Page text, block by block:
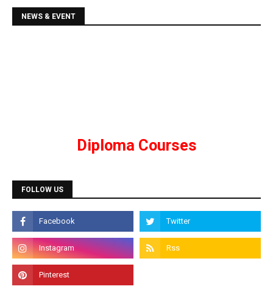
NEWS & EVENT
DCA, DTP, Tally, Web Designing etc.
Admission is going on for Programming Languages
like C, C++, Java, .Net, PHP, Python etc.
FOLLOW US